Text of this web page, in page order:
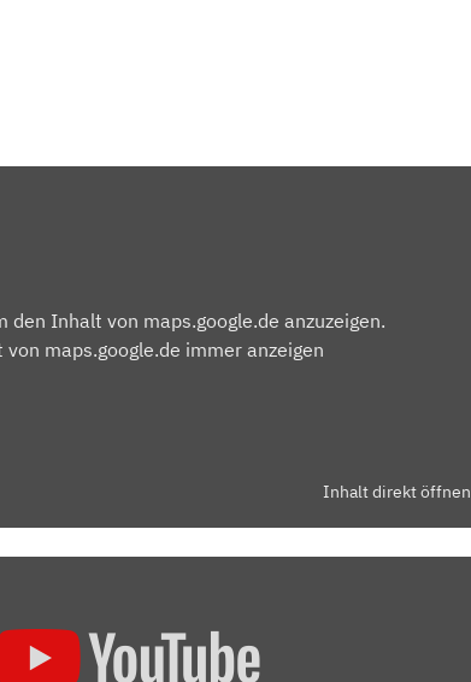
den Inhalt von maps.google.de anzuzeigen.
von maps.google.de immer anzeigen
Inhalt direkt öffnen